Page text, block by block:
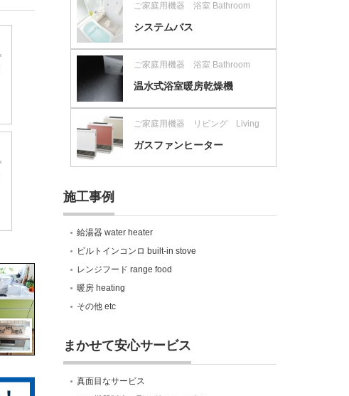
ご家庭用機器 浴室 Bathroom
システムバス
ご家庭用機器 浴室 Bathroom
温水式浴室暖房乾燥機
ご家庭用機器 リビング Living
ガスファンヒーター
施工事例
給湯器 water heater
ビルトインコンロ built-in stove
レンジフード range food
暖房 heating
その他 etc
まかせて安心サービス
真面目なサービス